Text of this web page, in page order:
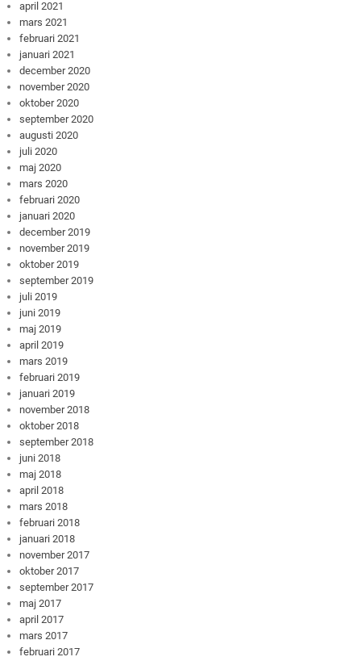
april 2021
mars 2021
februari 2021
januari 2021
december 2020
november 2020
oktober 2020
september 2020
augusti 2020
juli 2020
maj 2020
mars 2020
februari 2020
januari 2020
december 2019
november 2019
oktober 2019
september 2019
juli 2019
juni 2019
maj 2019
april 2019
mars 2019
februari 2019
januari 2019
november 2018
oktober 2018
september 2018
juni 2018
maj 2018
april 2018
mars 2018
februari 2018
januari 2018
november 2017
oktober 2017
september 2017
maj 2017
april 2017
mars 2017
februari 2017